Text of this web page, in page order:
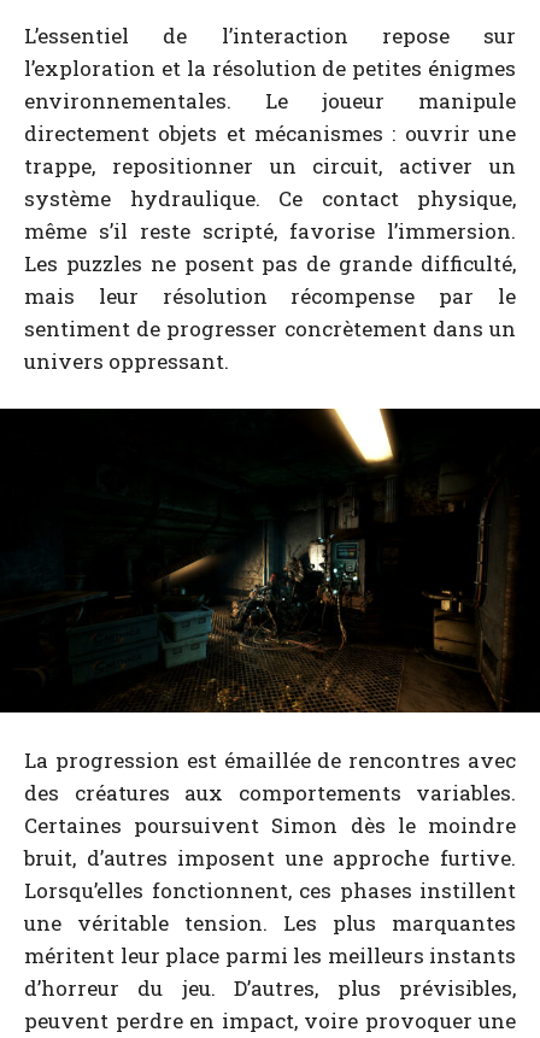
L’essentiel de l’interaction repose sur
l’exploration et la résolution de petites énigmes
environnementales. Le joueur manipule
directement objets et mécanismes : ouvrir une
trappe, repositionner un circuit, activer un
système hydraulique. Ce contact physique,
même s’il reste scripté, favorise l’immersion.
Les puzzles ne posent pas de grande difficulté,
mais leur résolution récompense par le
sentiment de progresser concrètement dans un
univers oppressant.
La progression est émaillée de rencontres avec
des créatures aux comportements variables.
Certaines poursuivent Simon dès le moindre
bruit, d’autres imposent une approche furtive.
Lorsqu’elles fonctionnent, ces phases instillent
une véritable tension. Les plus marquantes
méritent leur place parmi les meilleurs instants
d’horreur du jeu. D’autres, plus prévisibles,
peuvent perdre en impact, voire provoquer une